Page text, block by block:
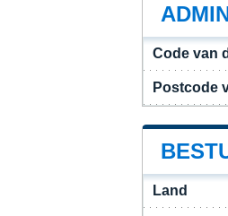
Code van
Postcode
Land